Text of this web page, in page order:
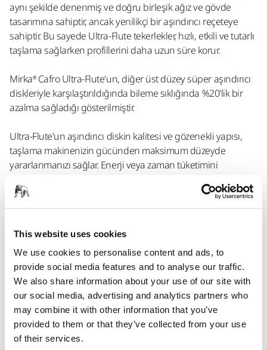
This website uses cookies
We use cookies to personalise content and ads, to
provide social media features and to analyse our traffic.
We also share information about your use of our site with
our social media, advertising and analytics partners who
may combine it with other information that you’ve
provided to them or that they’ve collected from your use
of their services.
aynı şekilde denenmiş ve doğru birleşik ağız ve gövde
tasarımına sahiptir, ancak yenilikçi bir aşındırıcı reçeteye
sahiptir. Bu sayede Ultra-Flute tekerlekler, hızlı, etkili ve tutarlı
taşlama sağlarken profillerini daha uzun süre korur.
Mirka® Cafro Ultra-Flute'un, diğer üst düzey süper aşındırıcı
diskleriyle karşılaştırıldığında bileme sıklığında %20'lik bir
azalma sağladığı gösterilmiştir.
Ultra-Flute'un aşındırıcı diskin kalitesi ve gözenekli yapısı,
taşlama makinenizin gücünden maksimum düzeyde
yararlanmanızı sağlar. Enerji veya zaman tüketimini
edersiniz.
Ultra Kanal Özellikleri
Üstün kesme kabiliyeti
Büyük partiler için ideal: Otomatik takım değiştiricilerle
işleme için mükemmel stabilite ve performans
Zaman içinde tutarlı geometriyi korur - mükemmel
kenar tutuşu
Yenilikçi formül ve gözenekli aşındırıcı yapı sayesinde